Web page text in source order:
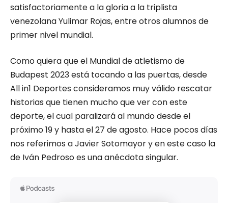
satisfactoriamente a la gloria a la triplista
venezolana Yulimar Rojas, entre otros alumnos de
primer nivel mundial.
Como quiera que el Mundial de atletismo de
Budapest 2023 está tocando a las puertas, desde
All in1 Deportes consideramos muy válido rescatar
historias que tienen mucho que ver con este
deporte, el cual paralizará al mundo desde el
próximo 19 y hasta el 27 de agosto. Hace pocos días
nos referimos a Javier Sotomayor y en este caso la
de Iván Pedroso es una anécdota singular.